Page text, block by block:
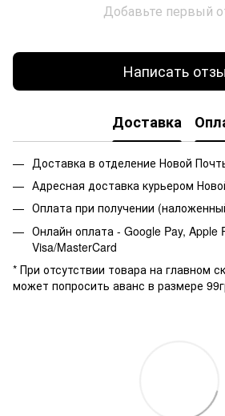
Добавьте первый
Написать
Доставка
Доставка в отделение Новой
Адресная доставка курьером
Оплата при получении
Онлайн оплата - Google Pay, Apple
Visa/MasterCard
* При отсутствии товара на главном
может попросить аванс в размере